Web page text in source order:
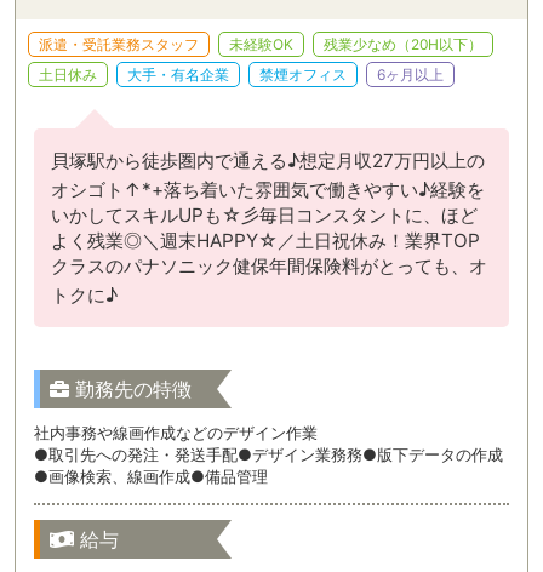
派遣・受託業務スタッフ 未経験OK
残業少なめ（20H以下）
土日休み
大手・有名企業 禁煙オフィス 6ヶ月以上
貝塚駅から徒歩圏内で通える♪想定月収27万円以上の
オシゴト↑*+落ち着いた雰囲気で働きやすい♪経験を
いかしてスキルUPも☆彡毎日コンスタントに、ほど
よく残業◎＼週末HAPPY☆／土日祝休み！業界TOP
クラスのパナソニック健保年間保険料がとっても、オ
トクに♪
勤務先の特徴
社内事務や線画作成などのデザイン作業
●取引先への発注・発送手配●デザイン業務務●版下データの作成
●画像検索、線画作成●備品管理
給与